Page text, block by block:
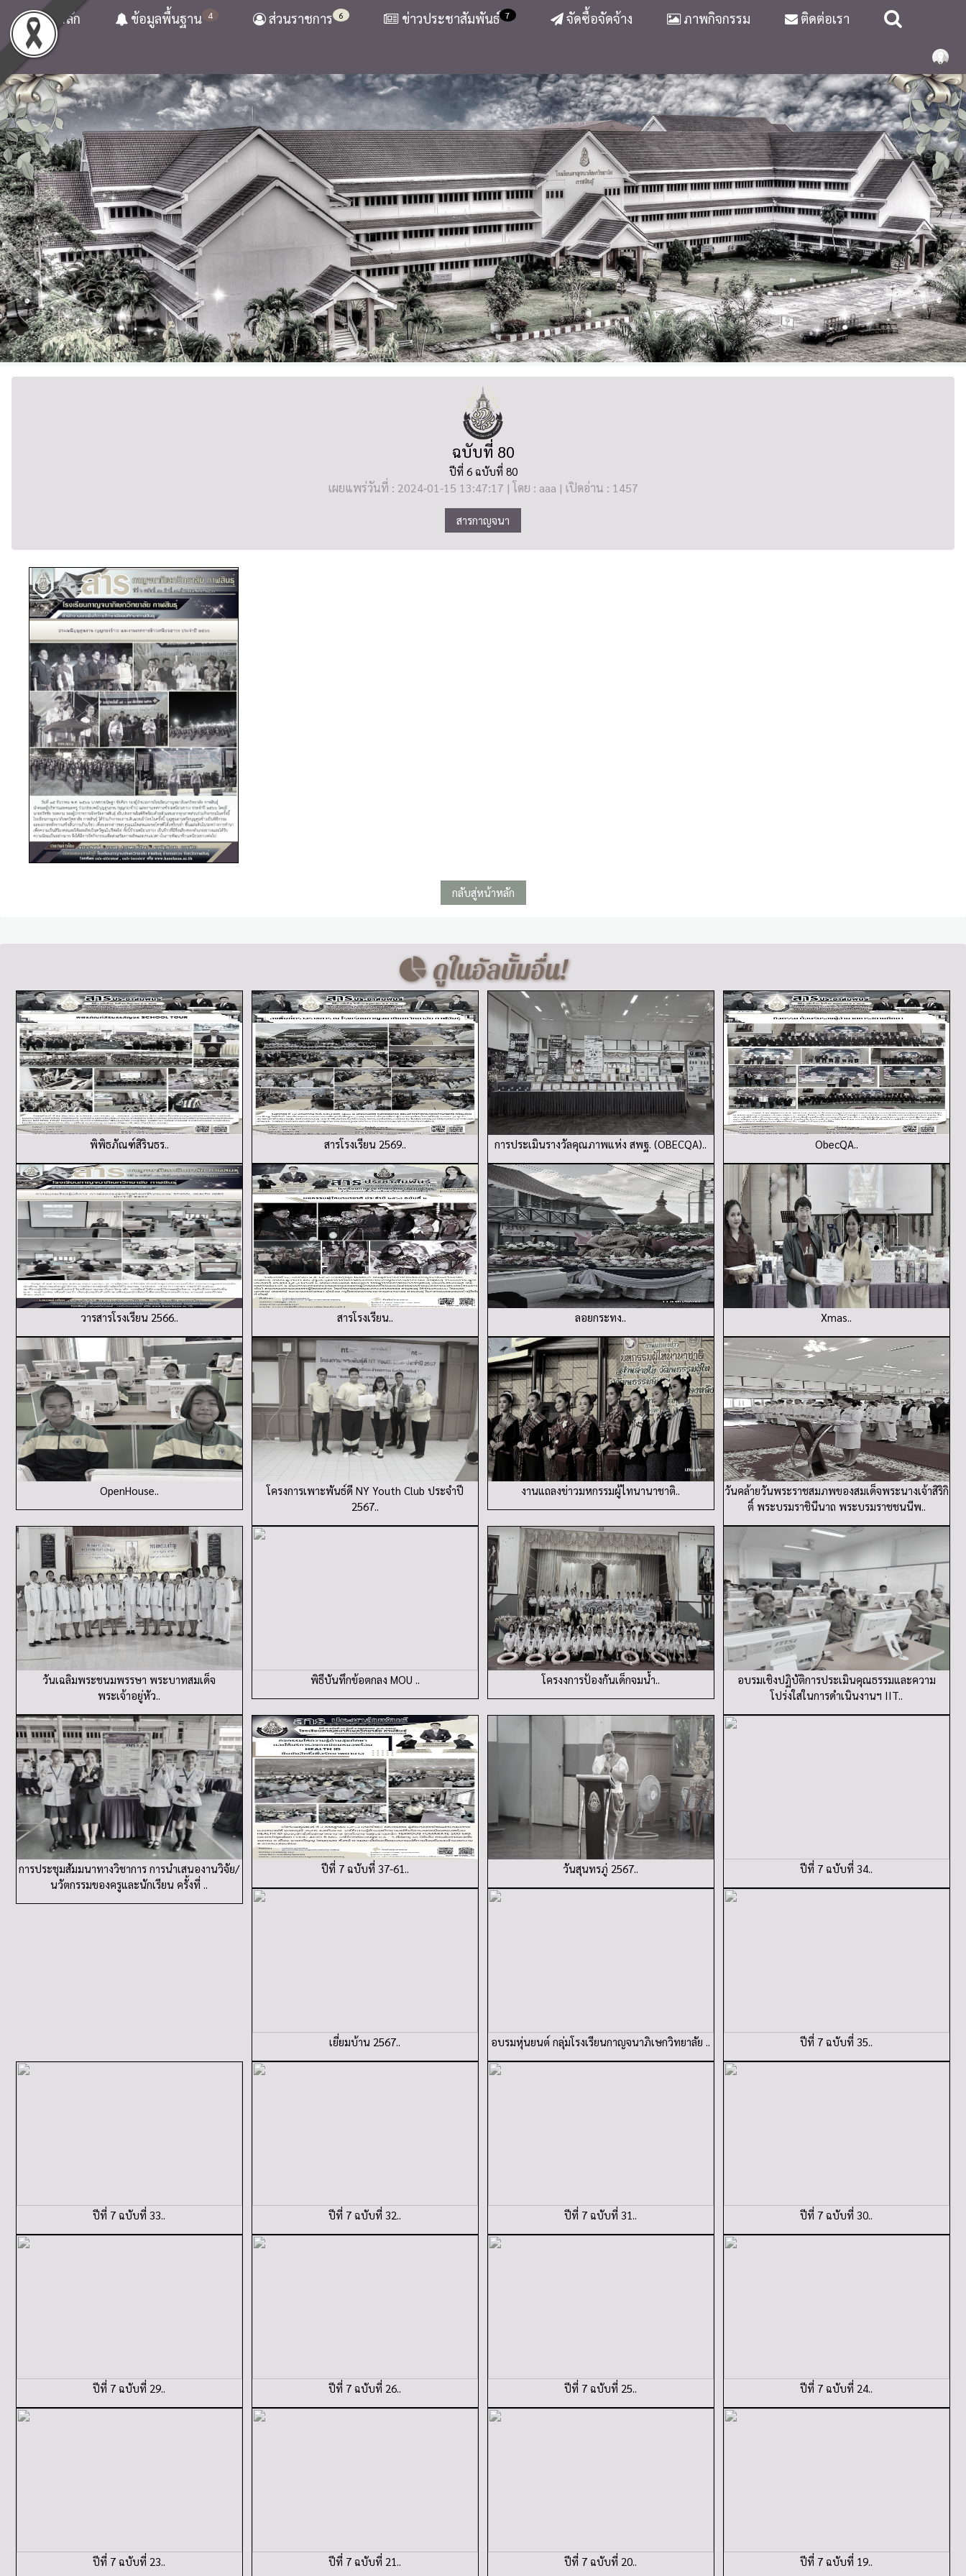
หน้าหลัก 4
ข้อมูลพื้นฐาน 6
ส่วนราชการ 7
ข่าวประชาสัมพันธ์ จัดซื้อจัดจ้าง ภาพกิจกรรม ติดต่อเรา
ฉบับที่ 80
ปีที่ 6 ฉบับที่ 80
เผยแพร่วันที่ : 2024-01-15 13:47:17 | โดย : aaa | เปิดอ่าน : 1457
สารกาญจนา
กลับสู่หน้าหลัก
ดูในอัลบั้มอื่น!
พิพิธภัณฑ์สิรินธร.. สารโรงเรียน 2569.. การประเมินรางวัลคุณภาพแห่ง สพฐ. (OBECQA).. ObecQA..
วารสารโรงเรียน 2566.. สารโรงเรียน.. ลอยกระทง.. Xmas..
OpenHouse..
โครงการเพาะพันธ์ดี NY Youth Club ประจำปี
2567..
งานแถลงข่าวมหกรรมผู้ไทนานาชาติ..
วันคล้ายวันพระราชสมภพของสมเด็จพระนางเจ้าสิริกิ
ติ์ พระบรมราชินีนาถ พระบรมราชชนนีพ..
วันเฉลิมพระชนมพรรษา พระบาทสมเด็จ
พระเจ้าอยู่หัว..
พิธีบันทึกข้อตกลง MOU .. โครงงการป้องกันเด็กจมน้ำ..
อบรมเชิงปฏิบัติการประเมินคุณธรรมและความ
โปร่งใสในการดำเนินงานฯ IIT..
การประชุมสัมมนาทางวิชาการ การนำเสนองานวิจัย/
นวัตกรรมของครูและนักเรียน ครั้งที่ ..
ปีที่ 7 ฉบับที่ 37-61.. วันสุนทรภู่ 2567.. ปีที่ 7 ฉบับที่ 34..
เยี่ยมบ้าน 2567.. อบรมหุ่นยนต์ กลุ่มโรงเรียนกาญจนาภิเษกวิทยาลัย .. ปีที่ 7 ฉบับที่ 35..
ปีที่ 7 ฉบับที่ 33.. ปีที่ 7 ฉบับที่ 32.. ปีที่ 7 ฉบับที่ 31.. ปีที่ 7 ฉบับที่ 30..
ปีที่ 7 ฉบับที่ 29.. ปีที่ 7 ฉบับที่ 26.. ปีที่ 7 ฉบับที่ 25.. ปีที่ 7 ฉบับที่ 24..
ปีที่ 7 ฉบับที่ 23.. ปีที่ 7 ฉบับที่ 21.. ปีที่ 7 ฉบับที่ 20.. ปีที่ 7 ฉบับที่ 19..